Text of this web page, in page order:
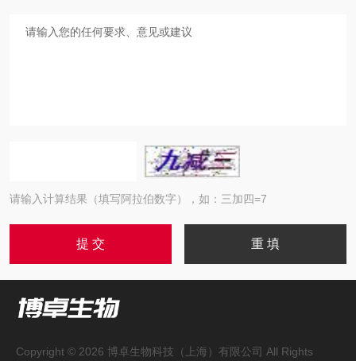
请输入计算结果（填写阿拉伯数字），如：三加四=7
Copyright © 2026 博卓生物科技（上海）有限公司 All Rights